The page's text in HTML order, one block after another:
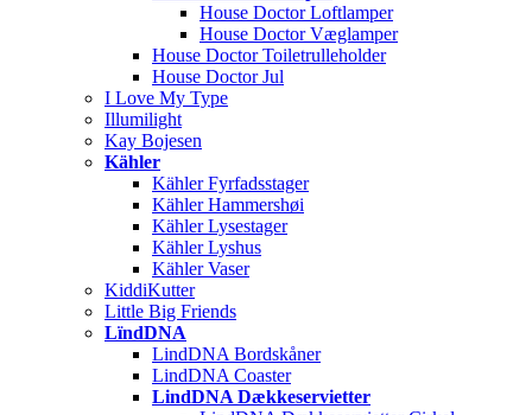
House Doctor Loftlamper
House Doctor Væglamper
House Doctor Toiletrulleholder
House Doctor Jul
I Love My Type
Illumilight
Kay Bojesen
Kähler
Kähler Fyrfadsstager
Kähler Hammershøi
Kähler Lysestager
Kähler Lyshus
Kähler Vaser
KiddiKutter
Little Big Friends
LïndDNA
LindDNA Bordskåner
LindDNA Coaster
LindDNA Dækkeservietter